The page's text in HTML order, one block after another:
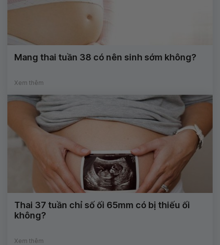
Mang thai tuần 38 có nên sinh sớm không?
Xem thêm
Thai 37 tuần chỉ số ối 65mm có bị thiếu ối
không?
Xem thêm